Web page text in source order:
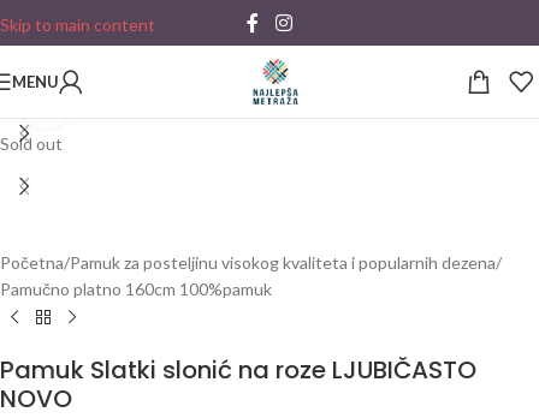
Skip to main content
MENU
Sold out
Početna/Pamuk za posteljinu visokog kvaliteta i popularnih dezena/
Pamučno platno 160cm 100%pamuk
Pamuk Slatki slonić na roze LJUBIČASTO
NOVO